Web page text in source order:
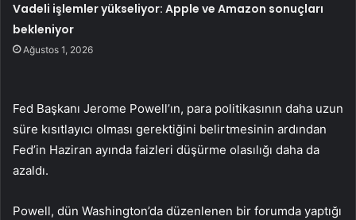
Vadeli işlemler yükseliyor: Apple ve Amazon sonuçları
bekleniyor
Ağustos 1, 2026
Fed Başkanı Jerome Powell’ın, para politikasının daha uzun
süre kısıtlayıcı olması gerektiğini belirtmesinin ardından
Fed’in Haziran ayında faizleri düşürme olasılığı daha da
azaldı.
Powell, dün Washington’da düzenlenen bir forumda yaptığı